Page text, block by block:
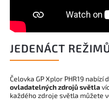
JEDENÁCT
Čelovka GP Xplor PHR19 nabízí
ovladatelných zdrojů světla
každého zdroje světla můžete